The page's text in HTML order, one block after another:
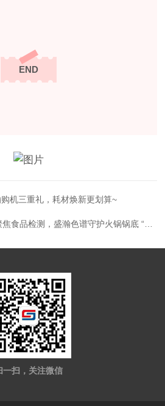
END
机三重礼，耗材焕新更划算~
检测，盛瀚色谱守护火锅锅底 “甜醇” 安全！
一扫，关注微信